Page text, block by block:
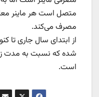
مصرف می‌کند.
از ابتدای سال جاری
شده که نسبت به مدت
است.